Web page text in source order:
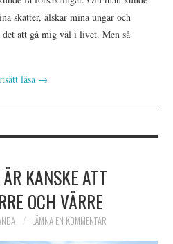
skatter, älskar mina ungar och
att gå mig väl i livet. Men så
läsa →
KANSKE ATT
OCH VÄRRE
LÄMNA EN KOMMENTAR